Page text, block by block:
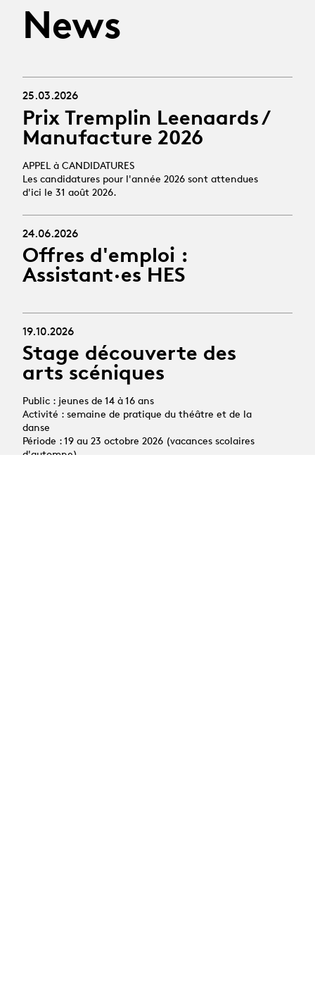
News
25.03.2026
Prix Tremplin Leenaards /
Manufacture 2026
APPEL à CANDIDATURES
Les candidatures pour l'année 2026 sont attendues
d'ici le 31 août 2026.
24.06.2026
Offres d'emploi :
Assistant·es HES
19.10.2026
Stage découverte des
arts scéniques
Public : jeunes de 14 à 16 ans
Activité : semaine de pratique du théâtre et de la
danse
Période : 19 au 23 octobre 2026 (vacances scolaires
d'automne)